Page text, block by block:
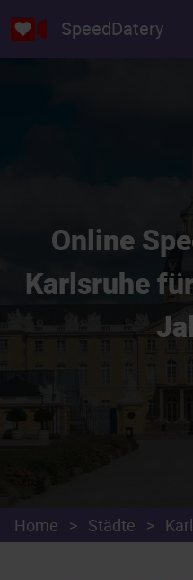
SpeedDatery
Online
Karlsruhe
Home > Städte >